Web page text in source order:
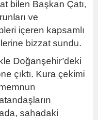
bilen Başkan Çatı,
ve
içeren kapsamlı
bizzat sundu.
Doğanşehir’deki
çıktı. Kura çekimi
sahadaki